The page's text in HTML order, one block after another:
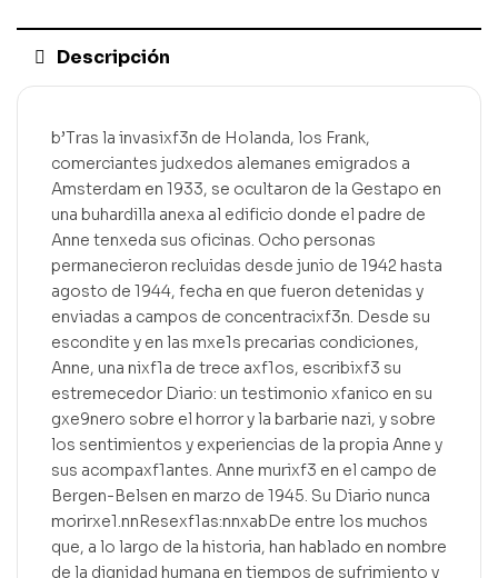
Descripción
b’Tras la invasixf3n de Holanda, los Frank,
comerciantes judxedos alemanes emigrados a
Amsterdam en 1933, se ocultaron de la Gestapo en
una buhardilla anexa al edificio donde el padre de
Anne tenxeda sus oficinas. Ocho personas
permanecieron recluidas desde junio de 1942 hasta
agosto de 1944, fecha en que fueron detenidas y
enviadas a campos de concentracixf3n. Desde su
escondite y en las mxe1s precarias condiciones,
Anne, una nixf1a de trece axf1os, escribixf3 su
estremecedor Diario: un testimonio xfanico en su
gxe9nero sobre el horror y la barbarie nazi, y sobre
los sentimientos y experiencias de la propia Anne y
sus acompaxf1antes. Anne murixf3 en el campo de
Bergen-Belsen en marzo de 1945. Su Diario nunca
morirxe1.nnResexf1as:nnxabDe entre los muchos
que, a lo largo de la historia, han hablado en nombre
de la dignidad humana en tiempos de sufrimiento y